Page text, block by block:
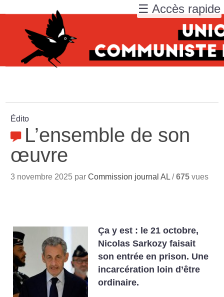
Édito
L’ensemble de son
œuvre
3 novembre 2025 parCommission journal AL /675 vues
Ça y est : le 21 octobre,
Nicolas Sarkozy faisait
son entrée en prison. Une
incarcération loin d’être
ordinaire.
☰ Accès rapide